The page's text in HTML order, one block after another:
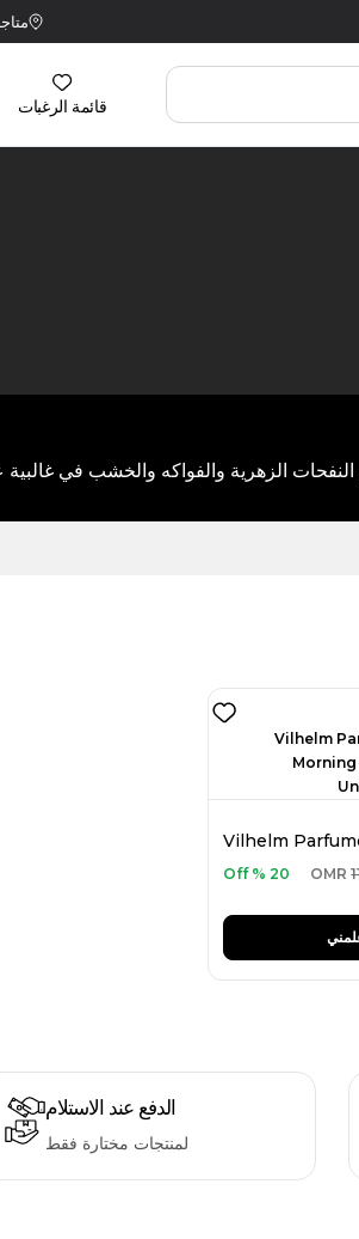
قائمة الرغبات
الزهرية والفواكه والخشب في
OMR
20 % Off
الدفع عند الاستلام
لمنتجات مختارة فقط